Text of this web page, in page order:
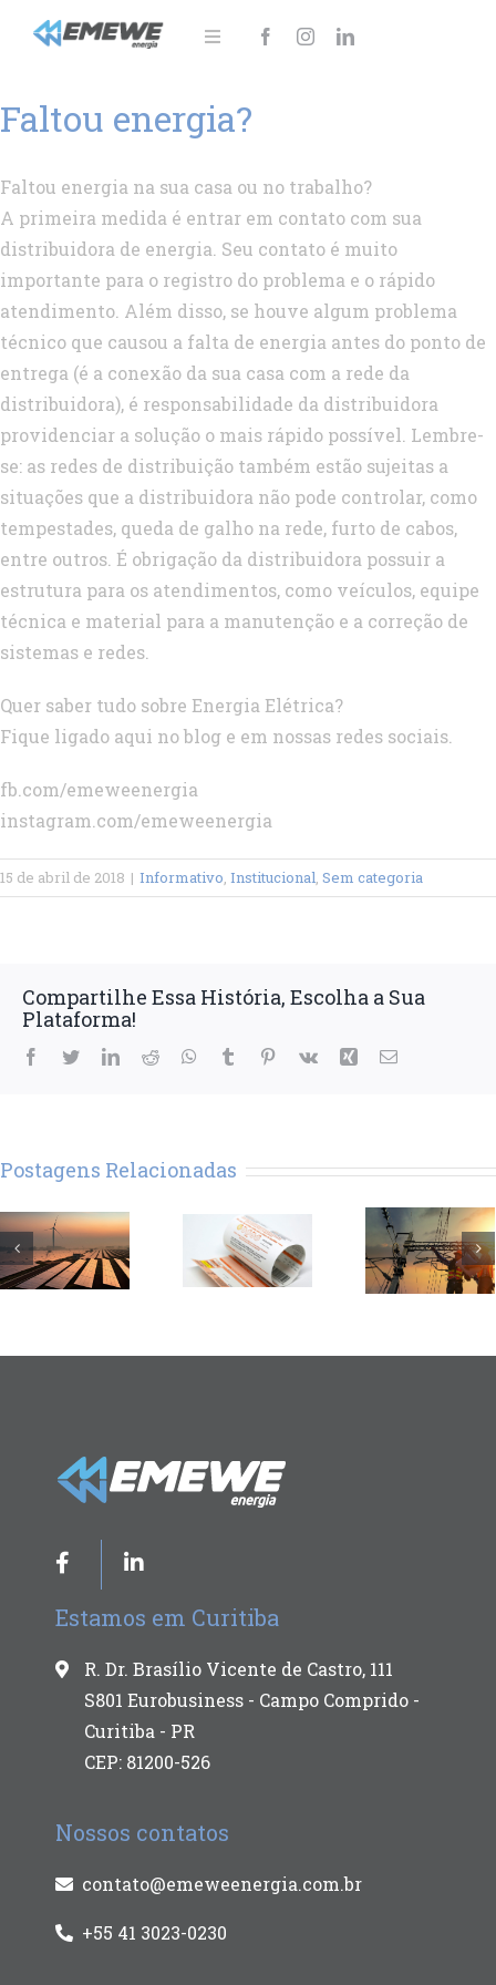
para
conteúdo
Toggle
Notícias
Área do cliente
Fale Conosco!
Faltou energia?
Faltou energia na sua casa ou no trabalho?
A primeira medida é entrar em contato com sua
distribuidora de energia. Seu contato é muito
importante para o registro do problema e o rápido
atendimento. Além disso, se houve algum problema
técnico que causou a falta de energia antes do ponto de
entrega (é a conexão da sua casa com a rede da
distribuidora), é responsabilidade da distribuidora
providenciar a solução o mais rápido possível. Lembre-
se: as redes de distribuição também estão sujeitas a
situações que a distribuidora não pode controlar, como
tempestades, queda de galho na rede, furto de cabos,
entre outros. É obrigação da distribuidora possuir a
estrutura para os atendimentos, como veículos, equipe
técnica e material para a manutenção e a correção de
sistemas e redes.
Quer saber tudo sobre Energia Elétrica?
Fique ligado aqui no blog e em nossas redes sociais.
fb.com/emeweenergia
instagram.com/emeweenergia
15 de abril de 2018 | Informativo, Institucional, Sem categoria
Compartilhe Essa História, Escolha a Sua
Plataforma!
Facebook
TwitterLinkedIn
Reddit WhatsApp
Tumblr Pinterest
Vk Xing E-
Postagens Relacionadas
Estamos em Curitiba
R. Dr. Brasílio Vicente de Castro, 111
S801 Eurobusiness - Campo Comprido -
Curitiba - PR
CEP: 81200-526
Nossos contatos
contato@emeweenergia.com.br
+55 41 3023-0230